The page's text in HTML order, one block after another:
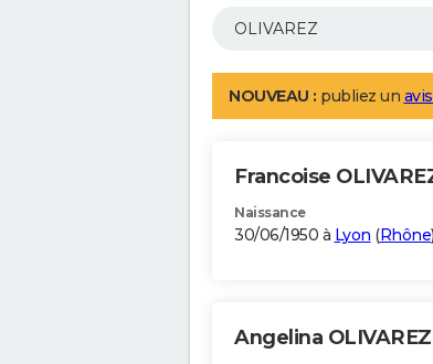
NOUVEAU : publiez un
Francoise
Naissance
30/06/1950 à Lyon (Rhône)
Angelina OLIVAREZ